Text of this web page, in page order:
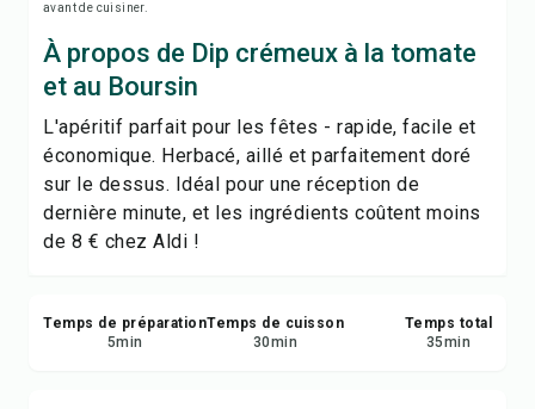
Signaler
avant de cuisiner.
À propos de Dip crémeux à la tomate
et au Boursin
L'apéritif parfait pour les fêtes - rapide, facile et
économique. Herbacé, aillé et parfaitement doré
sur le dessus. Idéal pour une réception de
dernière minute, et les ingrédients coûtent moins
de 8 € chez Aldi !
Temps de préparation
5min
Temps de cuisson
30min
Temps total
35min